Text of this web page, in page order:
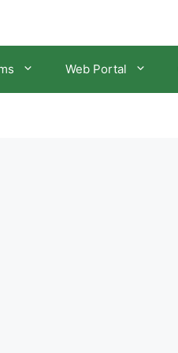
Web Portal